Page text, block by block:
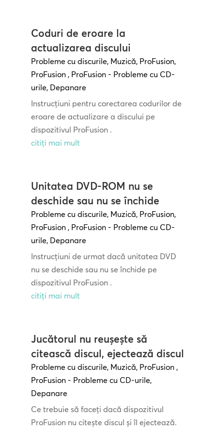
Coduri de eroare la
actualizarea discului
Probleme cu discurile, Muzică, ProFusion,
ProFusion , ProFusion - Probleme cu CD-
urile, Depanare
Instrucțiuni pentru corectarea codurilor de
eroare de actualizare a discului pe
dispozitivul ProFusion .
citiți mai mult
Unitatea DVD-ROM nu se
deschide sau nu se închide
Probleme cu discurile, Muzică, ProFusion,
ProFusion , ProFusion - Probleme cu CD-
urile, Depanare
Instrucțiuni de urmat dacă unitatea DVD
nu se deschide sau nu se închide pe
dispozitivul ProFusion .
citiți mai mult
Jucătorul nu reușește să
citească discul, ejectează discul
Probleme cu discurile, Muzică, ProFusion ,
ProFusion - Probleme cu CD-urile,
Depanare
Ce trebuie să faceți dacă dispozitivul
ProFusion nu citește discul și îl ejectează.